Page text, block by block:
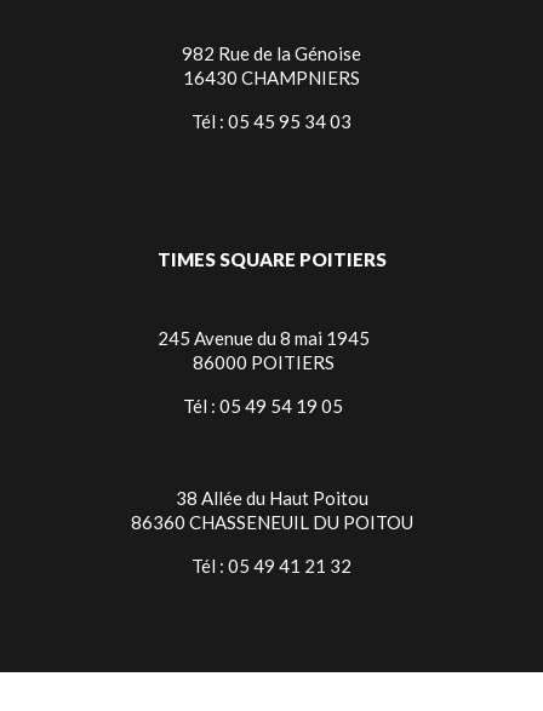
982 Rue de la Génoise
16430 CHAMPNIERS
Tél : 05 45 95 34 03
TIMES SQUARE POITIERS
245 Avenue du 8 mai 1945
86000 POITIERS
Tél : 05 49 54 19 05
38 Allée du Haut Poitou
86360 CHASSENEUIL DU POITOU
Tél : 05 49 41 21 32